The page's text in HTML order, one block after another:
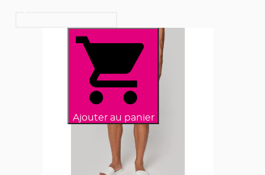
Ajouter au panier